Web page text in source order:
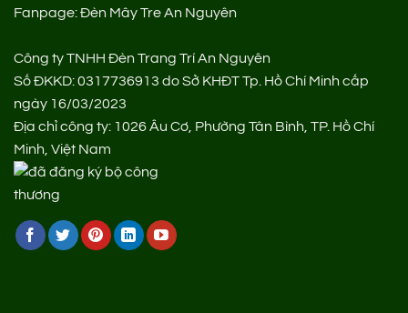
Fanpage:Đèn Mây Tre An Nguyên
Công ty TNHH Đèn Trang Trí An Nguyên
Số ĐKKD: 0317736913 do Sở KHĐT Tp. Hồ Chí Minh cấp
ngày 16/03/2023
Địa chỉ công ty: 1026 Âu Cơ, Phường Tân Bình, TP. Hồ Chí
Minh, Việt Nam